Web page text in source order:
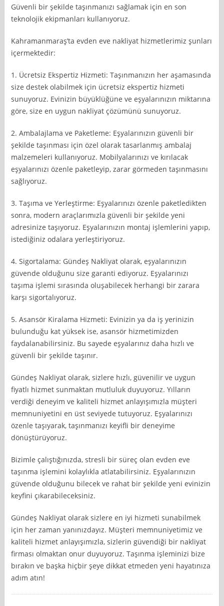
Güvenli bir şekilde taşınmanızı sağlamak için en son
teknolojik ekipmanları kullanıyoruz.
Kahramanmaraş’ta evden eve nakliyat hizmetlerimiz şunları
içermektedir:
1. Ücretsiz Ekspertiz Hizmeti: Taşınmanızın her aşamasında
size destek olabilmek için ücretsiz ekspertiz hizmeti
sunuyoruz. Evinizin büyüklüğüne ve eşyalarınızın miktarına
göre, size en uygun nakliyat çözümünü sunuyoruz.
2. Ambalajlama ve Paketleme: Eşyalarınızın güvenli bir
şekilde taşınması için özel olarak tasarlanmış ambalaj
malzemeleri kullanıyoruz. Mobilyalarınızı ve kırılacak
eşyalarınızı özenle paketleyip, zarar görmeden taşınmasını
sağlıyoruz.
3. Taşıma ve Yerleştirme: Eşyalarınızı özenle paketledikten
sonra, modern araçlarımızla güvenli bir şekilde yeni
adresinize taşıyoruz. Eşyalarınızın montaj işlemlerini yapıp,
istediğiniz odalara yerleştiriyoruz.
4. Sigortalama: Gündeş Nakliyat olarak, eşyalarınızın
güvende olduğunu size garanti ediyoruz. Eşyalarınızı
taşıma işlemi sırasında oluşabilecek herhangi bir zarara
karşı sigortalıyoruz.
5. Asansör Kiralama Hizmeti: Evinizin ya da iş yerinizin
bulunduğu kat yüksek ise, asansör hizmetimizden
faydalanabilirsiniz. Bu sayede eşyalarınız daha hızlı ve
güvenli bir şekilde taşınır.
Gündeş Nakliyat olarak, sizlere hızlı, güvenilir ve uygun
fiyatlı hizmet sunmaktan mutluluk duyuyoruz. Yılların
verdiği deneyim ve kaliteli hizmet anlayışımızla müşteri
memnuniyetini en üst seviyede tutuyoruz. Eşyalarınızı
özenle taşıyarak, taşınmanızı keyifli bir deneyime
dönüştürüyoruz.
Bizimle çalıştığınızda, stresli bir süreç olan evden eve
taşınma işlemini kolaylıkla atlatabilirsiniz. Eşyalarınızın
güvende olduğunu bilecek ve rahat bir şekilde yeni evinizin
keyfini çıkarabileceksiniz.
Gündeş Nakliyat olarak sizlere en iyi hizmeti sunabilmek
için her zaman yanınızdayız. Müşteri memnuniyetimiz ve
kaliteli hizmet anlayışımızla, sizlerin güvendiği bir nakliyat
firması olmaktan onur duyuyoruz. Taşınma işleminizi bize
bırakın ve başka hiçbir şeye dikkat etmeden yeni hayatınıza
adım atın!